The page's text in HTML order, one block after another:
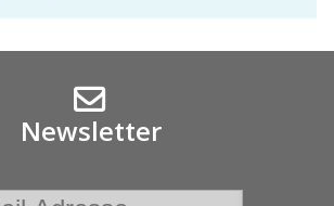
Newsletter